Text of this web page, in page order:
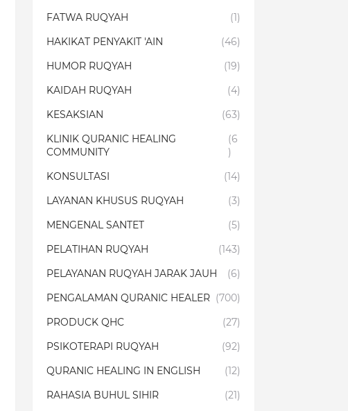
FATWA RUQYAH
(1)
HAKIKAT PENYAKIT 'AIN
(46)
HUMOR RUQYAH
(19)
KAIDAH RUQYAH
(4)
KESAKSIAN
(63)
KLINIK QURANIC HEALING
COMMUNITY
(6
)
KONSULTASI
(14)
LAYANAN KHUSUS RUQYAH
(3)
MENGENAL SANTET
(5)
PELATIHAN RUQYAH
(143)
PELAYANAN RUQYAH JARAK JAUH
(6)
PENGALAMAN QURANIC HEALER (700)
PRODUCK QHC
(27)
PSIKOTERAPI RUQYAH
(92)
QURANIC HEALING IN ENGLISH
(12)
RAHASIA BUHUL SIHIR
(21)